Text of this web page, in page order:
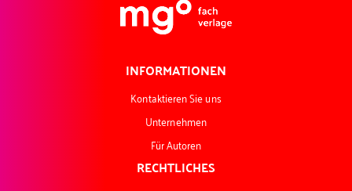
INFORMATIONEN
Kontaktieren Sie uns
Unternehmen
Für Autoren
RECHTLICHES